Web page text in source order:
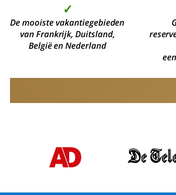
✓
De mooiste vakantiegebieden
van Frankrijk, Duitsland,
België en Nederland